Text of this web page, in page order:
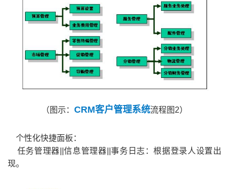
（图示： CRM客户管理系统流程图2）
个性化快捷面板：
任务管理器||信息管理器||事务日志：根据登录人设置出
现。